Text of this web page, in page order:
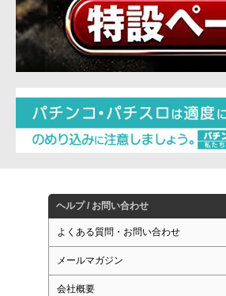
ヘルプ / お問い合わせ
よくある質問・お問い合わせ
メールマガジン
会社概要